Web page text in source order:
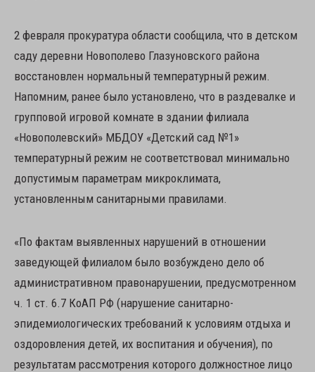
2 февраля прокуратура области сообщила, что в детском
саду деревни Новополево Глазуновского района
восстановлен нормальный температурный режим.
Напомним, ранее было установлено, что в раздевалке и
групповой игровой комнате в здании филиала
«Новополевский» МБДОУ «Детский сад №1»
температурный режим не соответствовал минимально
допустимым параметрам микроклимата,
установленным санитарными правилами.
«По фактам выявленных нарушений в отношении
заведующей филиалом было возбуждено дело об
административном правонарушении, предусмотренном
ч. 1 ст. 6.7 КоАП РФ (нарушение санитарно-
эпидемиологических требований к условиям отдыха и
оздоровления детей, их воспитания и обучения), по
результатам рассмотрения которого должностное лицо